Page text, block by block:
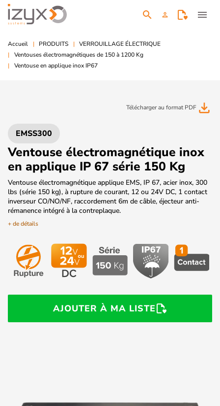
search person menu
Accueil PRODUITS
VERROUILLAGE ÉLECTRIQUE
Ventouses électromagnétiques de 150 à 1200 Kg
Ventouse en applique inox IP67
Télécharger au format PDF file_download
EMSS300
Ventouse électromagnétique inox
en applique IP 67 série 150 Kg
Ventouse électromagnétique applique EMS, IP 67, acier inox, 300
lbs (série 150 kg), à rupture de courant, 12 ou 24V DC, 1 contact
inverseur CO/NO/NF, raccordement 6m de câble, éjecteur anti-
rémanence intégré à la contreplaque.
+ de détails
AJOUTER À MA LISTE